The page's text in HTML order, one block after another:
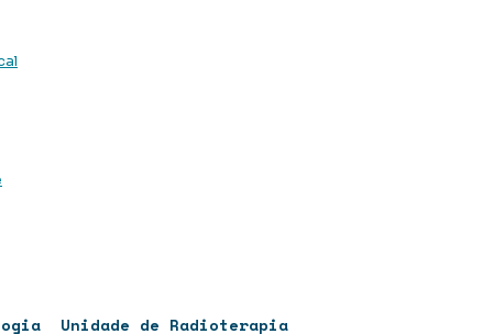
Unidade de Radioterapia